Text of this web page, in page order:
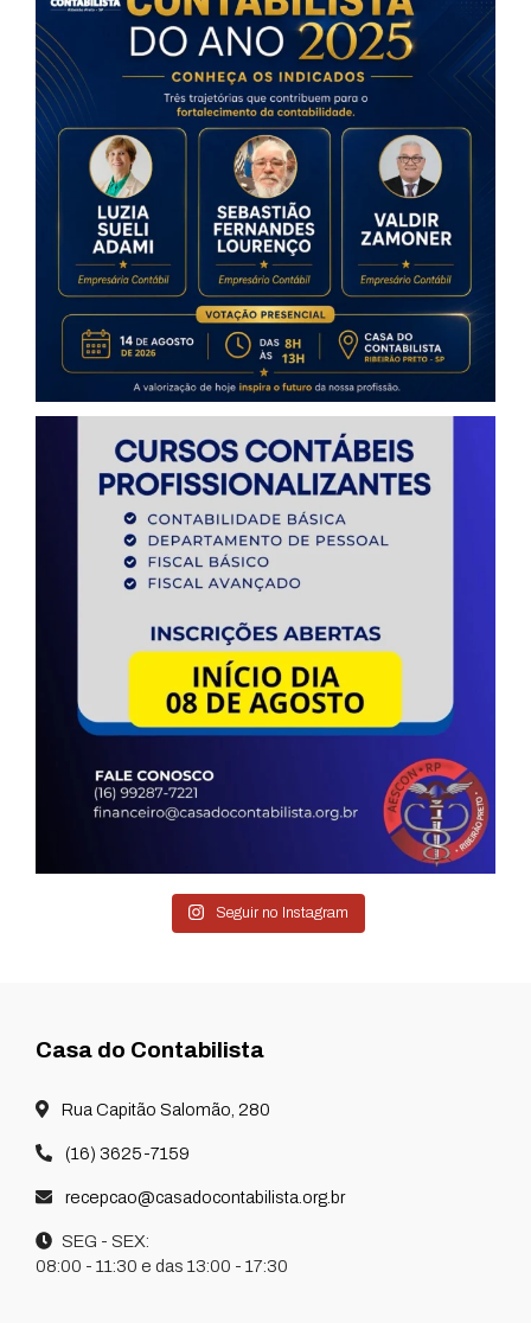
Seguir no Instagram
Casa do Contabilista
Rua Capitão Salomão, 280
(16) 3625-7159
recepcao@casadocontabilista.org.br
SEG - SEX:
08:00 - 11:30 e das 13:00 - 17:30